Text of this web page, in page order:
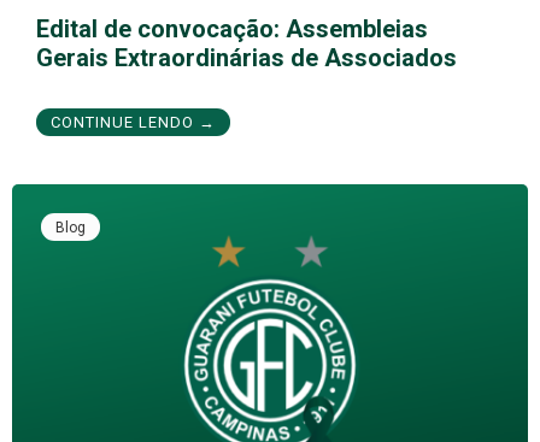
Edital de convocação: Assembleias
Gerais Extraordinárias de Associados
CONTINUE LENDO →
Blog